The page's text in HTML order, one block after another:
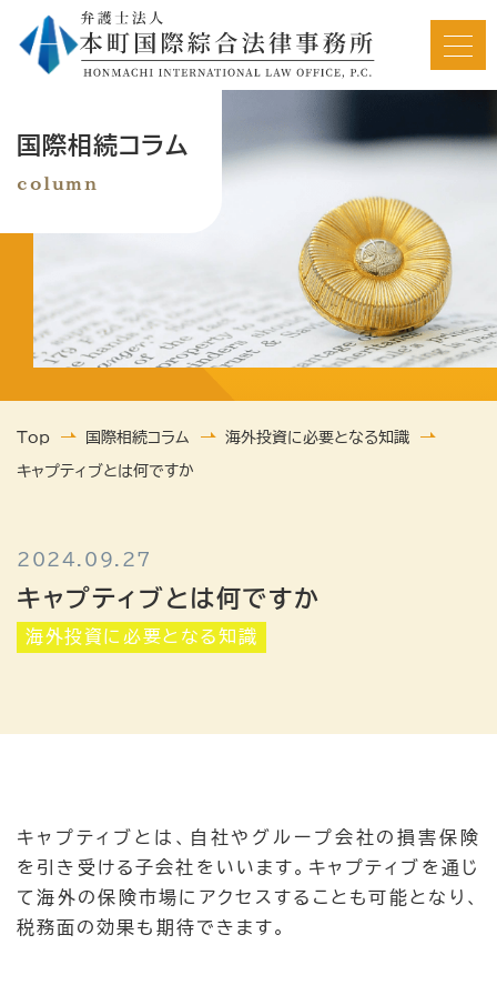
HOME
相続サポート内容
解決事例/依頼者の声
国際相続コラム
column
Top 国際相続コラム 海外投資に必要となる知識
キャプティブとは何ですか
キャプティブとは何ですか
海外投資に必要となる知識
2024.09.27
キャプティブとは、自社やグループ会社の損害保険
を引き受ける子会社をいいます。キャプティブを通じ
て海外の保険市場にアクセスすることも可能となり、
税務面の効果も期待できます。